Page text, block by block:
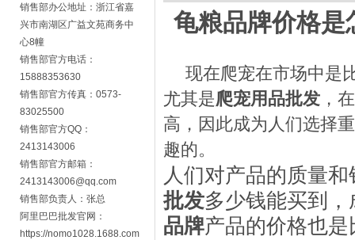
销售部办公地址：浙江省嘉
兴市南湖区广益文苑商务中
心8幢
销售部官方电话：
15888353630
销售部官方传真：0573-
83025500
销售部官方QQ：
2413143006
销售部官方邮箱：
2413143006@qq.com
销售部负责人：张总
阿里巴巴批发官网：
https://nomo1028.1688.com
龟粮品牌价格是
现在爬宠在市场中是
尤其是爬宠用品批发 ，
高，因此成为人们选择
趣的。
人们对产品的质量
批发多少钱能买到
品牌产品的价格也